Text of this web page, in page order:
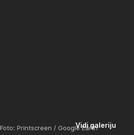
Vidi galeriju
Foto: Printscreen / Google Earth